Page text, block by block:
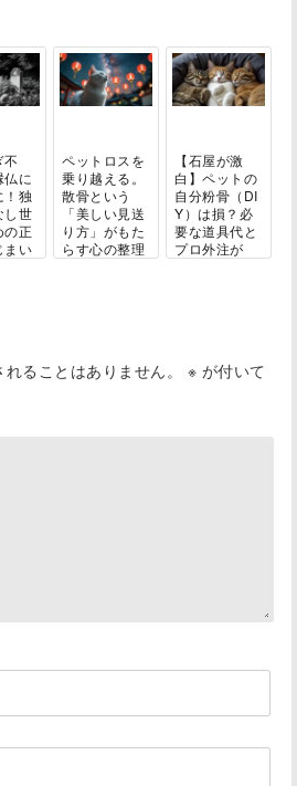
不
仏に
！独
し世
の正
まい
ペットロスを
乗り越える。
散骨という
「美しい見送
り方」がもた
らす心の整理
【石屋が激
白】ペットの
自分粉骨（DI
Y）は損？必
要な道具代と
プロ外注が
ることはありません。 ※ が付いて